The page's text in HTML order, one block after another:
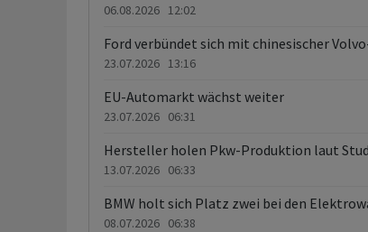
06.08.2026 12:02
Ford verbündet sich mit chinesischer
23.07.2026 13:16
EU-Automarkt wächst weiter
23.07.2026 06:31
Hersteller holen Pkw-Produktion laut
13.07.2026 06:33
BMW holt sich Platz zwei bei den
08.07.2026 06:38